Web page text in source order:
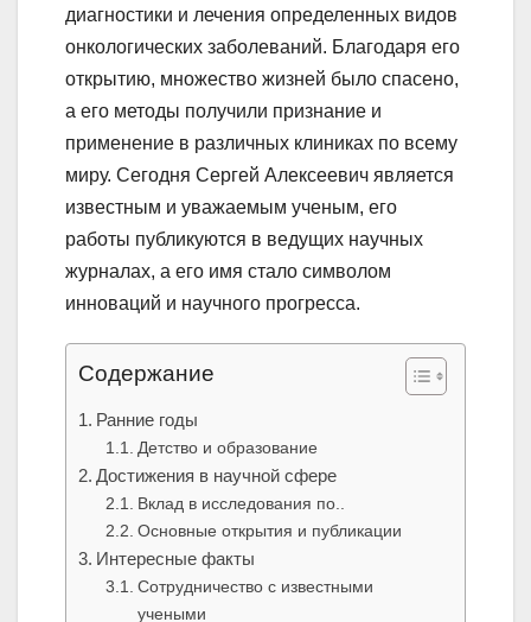
диагностики и лечения определенных видов
онкологических заболеваний. Благодаря его
открытию, множество жизней было спасено,
а его методы получили признание и
применение в различных клиниках по всему
миру. Сегодня Сергей Алексеевич является
известным и уважаемым ученым, его
работы публикуются в ведущих научных
журналах, а его имя стало символом
инноваций и научного прогресса.
Содержание
Ранние годы
Детство и образование
Достижения в научной сфере
Вклад в исследования по..
Основные открытия и публикации
Интересные факты
Сотрудничество с известными
учеными